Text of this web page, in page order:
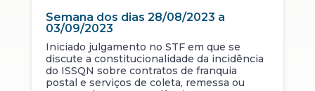
Semana dos dias 28/08/2023 a
03/09/2023
Iniciado julgamento no STF em que se
discute a constitucionalidade da incidência
do ISSQN sobre contratos de franquia
postal e serviços de coleta, remessa ou